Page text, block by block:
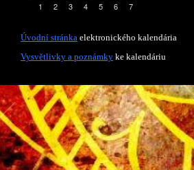
1
2 3 4 5 6 7
Úvodní stránka elektronického kalendária
Vysvětlivky a poznámky ke kalendáriu